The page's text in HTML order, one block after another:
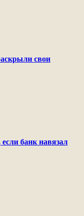
свои
банк навязал